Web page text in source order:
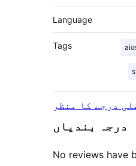
Language
Tags
درجے کا منظر
درجہ بندیاں
No reviews have